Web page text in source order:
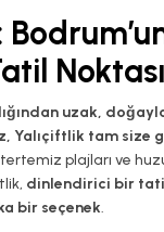
Noktası
uzak,
Yalıçiftlik tam size
plajları ve
dinlendirici bir
bir seçenek.